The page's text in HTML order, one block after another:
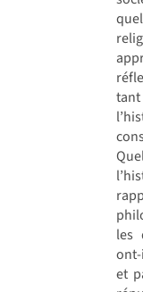
les
et